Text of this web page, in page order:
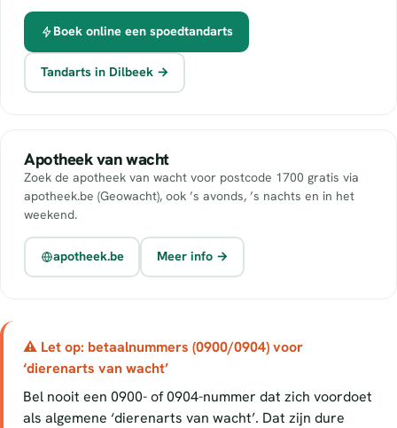
Boek online een spoedtandarts
Tandarts in Dilbeek →
Apotheek van wacht
Zoek de apotheek van wacht voor postcode 1700 gratis via
apotheek.be (Geowacht), ook ’s avonds, ’s nachts en in het
weekend.
apotheek.be Meer info →
⚠ Let op: betaalnummers (0900/0904) voor
‘dierenarts van wacht’
Bel nooit een 0900- of 0904-nummer dat zich voordoet
als algemene ‘dierenarts van wacht’. Dat zijn dure